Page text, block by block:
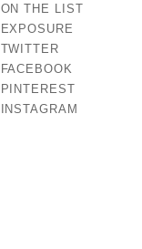
ON THE LIST
EXPOSURE
TWITTER
FACEBOOK
PINTEREST
INSTAGRAM